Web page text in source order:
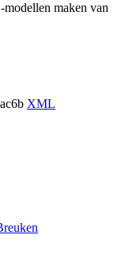
modellen maken van
XML